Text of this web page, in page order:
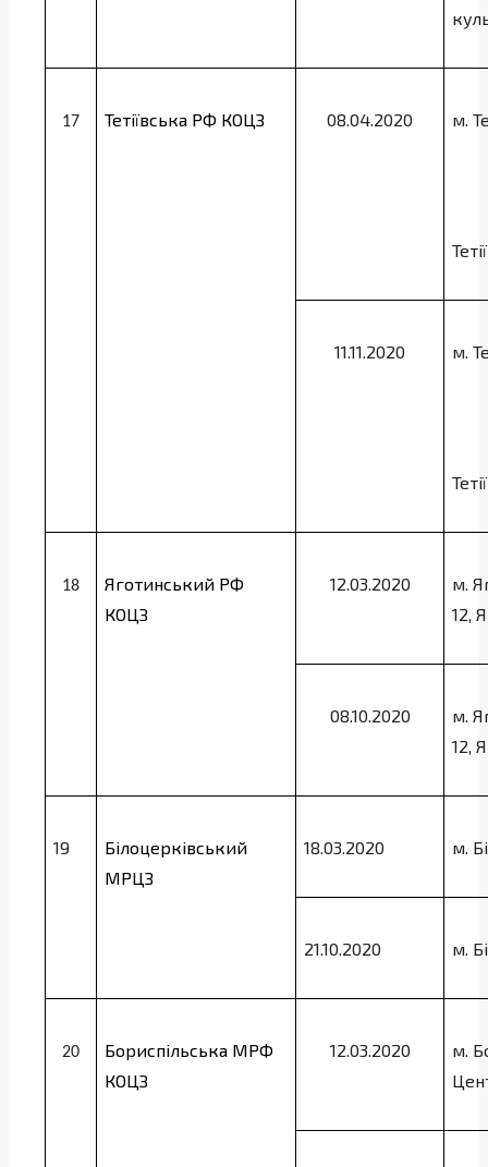
17 Тетіївська РФ КОЦЗ 08.04.2020 м.
11.11.2020 м.
18
Яготинський РФ
КОЦЗ
12.03.2020
м.
12,
08.10.2020
м.
12,
19
Білоцерківський
МРЦЗ
18.03.2020 м.
21.10.2020 м.
20
Бориспільська МРФ
КОЦЗ
12.03.2020
м.